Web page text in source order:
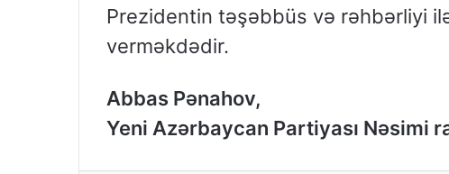
Prezidentin təşəbbüs və rəhbərliyi
verməkdədir.
Abbas Pənahov,
Yeni Azərbaycan Partiyası Nəsimi